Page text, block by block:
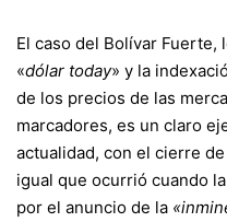
El caso del Bolívar Fuerte,
«dólar today» y la
de los precios de las
marcadores, es un claro
actualidad, con el cierre
igual que ocurrió cuando
por el anuncio de la